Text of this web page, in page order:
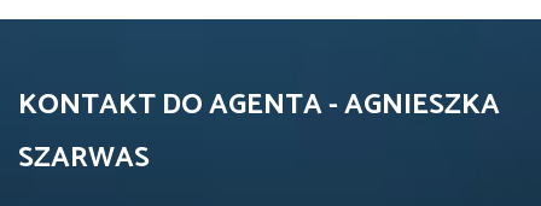
KONTAKT DO AGENTA - AGNIESZKA
SZARWAS